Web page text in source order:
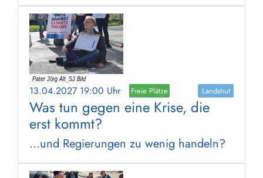
13.04.2027 19:00 Uhr Freie Plätze Landshut
Was tun gegen eine Krise, die
erst kommt?
…und Regierungen zu wenig handeln?